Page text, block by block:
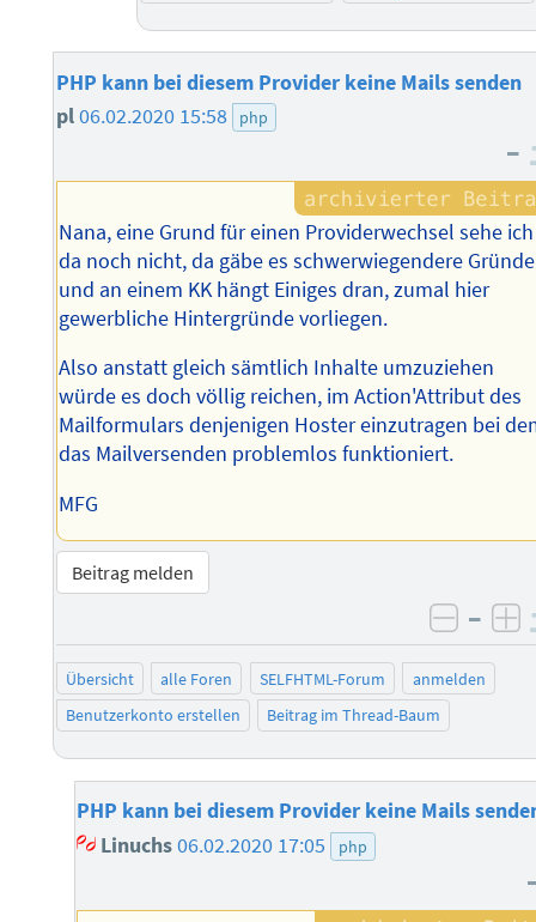
PHP kann bei diesem Provider keine Mails senden
pl06.02.2020 15:58 php
–
Nana, eine Grund für einen Providerwechsel sehe ich
da noch nicht, da gäbe es schwerwiegendere Gründe
und an einem KK hängt Einiges dran, zumal hier
gewerbliche Hintergründe vorliegen.
Also anstatt gleich sämtlich Inhalte umzuziehen
würde es doch völlig reichen, im Action'Attribut des
Mailformulars denjenigen Hoster einzutragen bei
das Mailversenden problemlos funktioniert.
MFG
Beitrag melden
–
Übersicht alle Foren SELFHTML-Forum
anmelden
Benutzerkonto erstellen
Beitrag im Thread-Baum
PHP kann bei diesem Provider keine Mails
Linuchs06.02.2020 17:05 php